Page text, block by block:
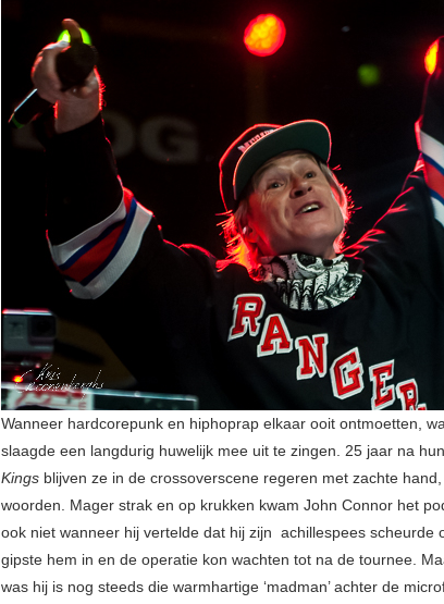
Wanneer hardcorepunk en hiphoprap elkaar ooit ontmoetten,
slaagde een langdurig huwelijk mee uit te zingen. 25 jaar na
Kings blijven ze in de crossoverscene regeren met zachte
woorden. Mager strak en op krukken kwam John Connor het
ook niet wanneer hij vertelde dat hij zijn achillespees scheurde
gipste hem in en de operatie kon wachten tot na de tournee.
was hij is nog steeds die warmhartige ‘madman’ achter de